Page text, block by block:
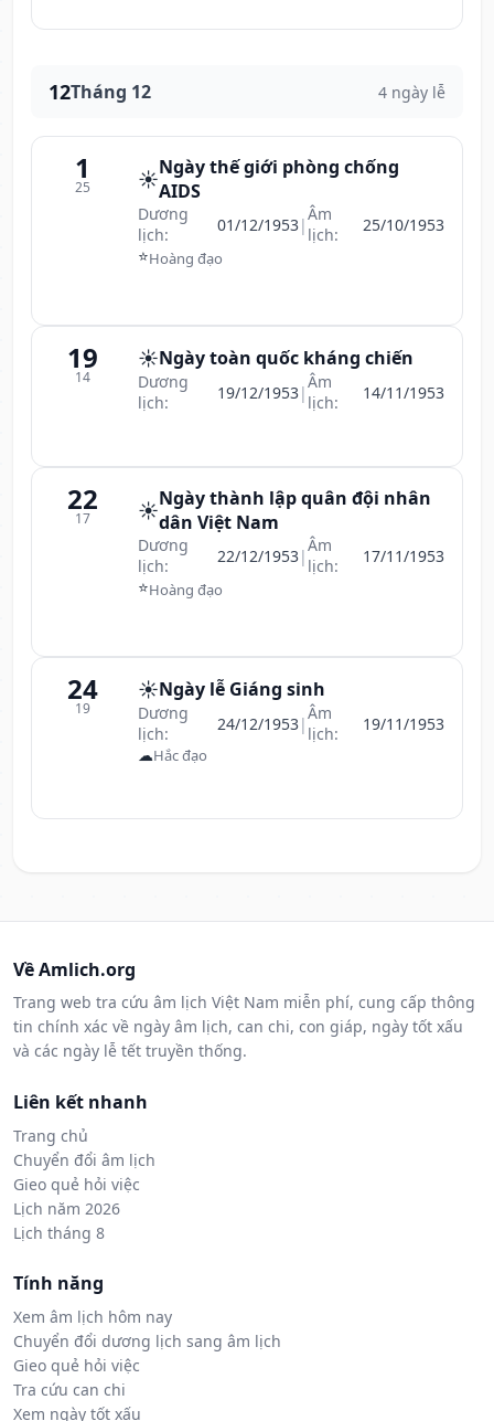
12Tháng 12 4 ngày lễ
1
25 ☀️Ngày thế giới phòng chống
AIDS
Dương
lịch:
01/12/1953|Âm
lịch:
25/10/1953
⭐Hoàng đạo
19
14
☀️Ngày toàn quốc kháng chiến
Dương
lịch:
19/12/1953|Âm
lịch:
14/11/1953
22
17 ☀️Ngày thành lập quân đội nhân
dân Việt Nam
Dương
lịch:
22/12/1953|Âm
lịch:
17/11/1953
⭐Hoàng đạo
24
19
☀️Ngày lễ Giáng sinh
Dương
lịch:
24/12/1953|Âm
lịch:
19/11/1953
☁Hắc đạo
Về Amlich.org
Trang web tra cứu âm lịch Việt Nam miễn phí, cung cấp thông
tin chính xác về ngày âm lịch, can chi, con giáp, ngày tốt xấu
và các ngày lễ tết truyền thống.
Liên kết nhanh
Trang chủ
Chuyển đổi âm lịch
Gieo quẻ hỏi việc
Lịch năm 2026
Lịch tháng 8
Tính năng
Xem âm lịch hôm nay
Chuyển đổi dương lịch sang âm lịch
Gieo quẻ hỏi việc
Tra cứu can chi
Xem ngày tốt xấu